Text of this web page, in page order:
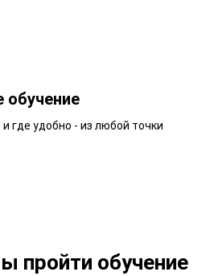
обучение
где удобно - из любой точки
пройти обучение